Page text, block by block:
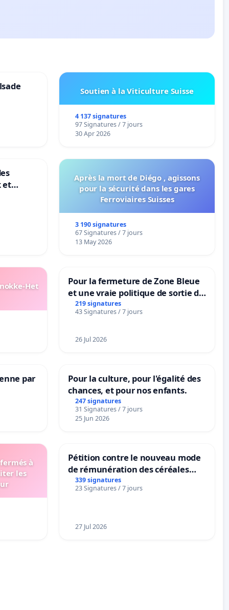
Soutien à la Viticulture Suisse
4 137 signatures
97 Signatures / 7 jours
30 Apr 2026
et
Après la mort de Diégo , agissons
pour la sécurité dans les gares
Ferroviaires Suisses
3 190 signatures
67 Signatures / 7 jours
13 May 2026
Het
Pour la fermeture de Zone Bleue
et une vraie politique de sortie de
la dépendance
219 signatures
43 Signatures / 7 jours
26 Jul 2026
par
Pour la culture, pour l'égalité des
chances, et pour nos enfants.
247 signatures
31 Signatures / 7 jours
25 Jun 2026
à
les
Pétition contre le nouveau mode
de rémunération des céréales
panifiables de Swiss granum basé
sur la teneur en protéines
339 signatures
23 Signatures / 7 jours
27 Jul 2026